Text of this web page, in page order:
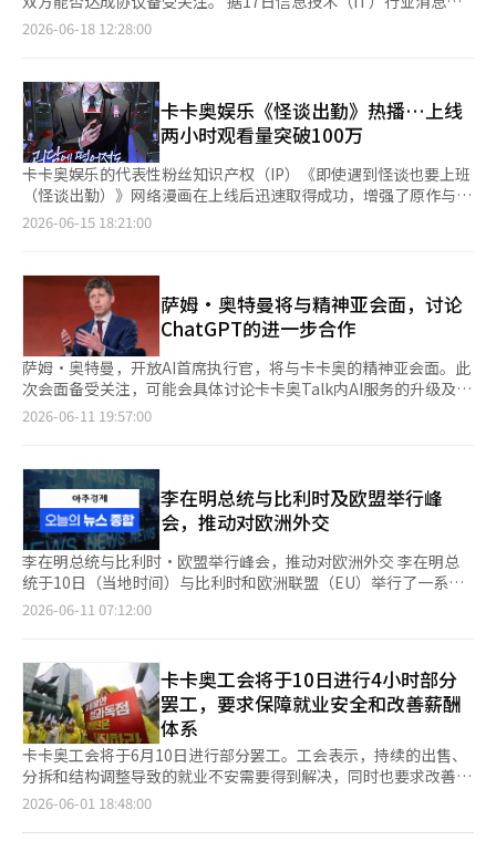
级的AI基础设施建设能力。” 与此同时，全球第一名是中国的“浪
潮”，以2198 PFLOPS的成绩位居榜首。美国的“El
争。
ESG评估A等级，连续五年获得韩国ESG标准院（KCGS）综合A等
级。在标准普尔全球企业可持续性评估中，连续三年跻身行业前
全球标准的披露和积极沟通，继续实现可持续增长。”※ 本报道
经人工智能（AI）系统翻译与编辑。
1000万亿次运算的单位。 根据去年11月全球超级计算机排
名“TOP500”的数据，这一数值对应全球第33位。然而，由于今
GPU，因此预计截至今年6月，其排名将进入全球40位左右。 卡卡
奥计划将获取的计算资源用于与OpenAI的合作项目、自主AI服
务“卡纳纳”、AI代理开发及内部业务创新等方面。 业界普遍认
为，此次成果不仅是简单的GPU获取，更是AI基础设施竞争的信
号。AI产业的竞争力正从模型开发转向大规模计算基础设施的获取
和运营能力。因此，卡卡奥率先启动后，NHN、三星电子、SK电
信、LG AI研究院等下一代超级计算机的建设竞争也将愈发激烈。
实际上，参与政府GPU获取、建设、运营支持项目的NHN云也已
界预计，NHN的新超级计算机截至今年6月将具备全球前30位的初
步性能。 特别是三星电子正在建设的下一代AI超级计算机，预计截
至今年6月将具备全球第15位的性能。如果实现，这将成为国内民
营企业拥有的超级计算机中的最高水平。三星电子、NHN等国内主
要AI企业的下一代超级计算机的具体性能预计将在6月第四周公
布。
卡卡奥与民主劳动总联盟全国化学纤维食品产业工会卡卡奥分会
总部在内的卡卡奥支付、卡卡奥娱乐、DK技术和XL游戏等五家法
人中获得了争议权并参与罢工。 卡卡奥在10日首次举行了创立以
来的工会罢工，并预告将在29日进行追加罢工。然而，随着总部法
人重新启动谈判，能否在29日的追加罢工前达成戏剧性协议引发关
注。 目前，卡卡奥工会要求解决因子公司出售、分拆和结构调整
等导致的就业不安，并建立共同谈判机制。此外，工会还要求支付
约占营业利润13%至14%的1000万韩元的业绩奖金，以及500万
韩元的限制性股票（RSU）单独支付。考虑到卡卡奥的内外部经营
相关人士表示：“罢工后，双方一直在持续对话，目前谈判也在认
真进行中。”※ 本报道经人工智能（AI）系统翻译与编辑。
2026-06-18 12:28:00
卡卡奥娱乐《怪谈出勤》热播…上线
两小时观看量突破100万
卡卡奥娱乐的代表性粉丝知识产权（IP）《即使遇到怪谈也要上班
（怪谈出勤）》网络漫画在上线后迅速取得成功，增强了原作与网
络漫画之间的协同效应。 卡卡奥娱乐于15日宣布，5日上线的《怪
高，评论数超过32000条。 网络漫画的成功也带动了原作网络小说
的表现。原作《怪谈出勤》在网络漫画上线后再次创下日交易额新
高，展现了内容之间的协同效应。 《怪谈出勤》是作家白德秀的
现代奇幻网络小说改编而成，讲述了一名在城市怪谈调查公司“白
日梦股份有限公司”工作的新人调查员的故事。网络漫画由《黑幕
失败》的创作者铲铲与胡萝卜工作室制作，成功呈现了原作的世界
观和紧张感。 卡卡奥娱乐对此次成功评价为其将粉丝IP扩展至网络
漫画的诺贝尔漫画战略的成果。 卡卡奥娱乐相关人士表
此我们专注于忠实呈现原作的沉浸感和粉丝的期待。强大的原作粉
丝基础与制作能力的结合取得了成功，未来我们还将基于诺贝尔漫
画的竞争力持续扩展粉丝型IP。”※ 本报道经人工智能（AI）系统
翻译与编辑。
2026-06-15 18:21:00
萨姆·奥特曼将与精神亚会面，讨论
ChatGPT的进一步合作
萨姆·奥特曼，开放AI首席执行官，将与卡卡奥的精神亚会面。此
次会面备受关注，可能会具体讨论卡卡奥Talk内AI服务的升级及双
方的新服务合作。 据信息技术（IT）行业消息，奥特曼首席执行
奥特曼首席执行官计划于15日访问卡卡奥潘桥基地，与精神亚会
面。此次会面旨在讨论卡卡奥与开放AI自去年建立战略合作关系以
来的进一步合作方案。 卡卡奥与开放AI将协商加强卡卡奥核心服务
KakaoTalk与ChatGPT之间的关联性。目前，卡卡奥正在与开放
AI合作推出基于KakaoTalk的AI服务“ChatGPT for Kakao”，该
服务的注册用户已超过1100万。 卡卡奥相关人士表示：“此次会
议是为了讨论双方的进一步合作方案。”※ 本报道经人工智能
（AI）系统翻译与编辑。
2026-06-11 19:57:00
李在明总统与比利时及欧盟举行峰
会，推动对欧洲外交
李在明总统与比利时·欧盟举行峰会，推动对欧洲外交 李在明总
统于10日（当地时间）与比利时和欧洲联盟（EU）举行了一系列
峰会。李总统此次欧洲之行是借助七国集团（G7）首脑会议的机
总统与比利时领导人的首次会晤，预计将讨论两国间贸易促进及中
小企业合作的扩大。 同日下午，李总统还将与欧盟常任主席安东
尼奥·科斯塔及欧盟委员会主席乌尔苏拉·冯德莱恩举行会谈。
会议将讨论与全球最大贸易集团EU的经济交流加强、在毒品、恐
怖主义及跨国犯罪等安全领域的合作扩大。此外，朝鲜半岛及中东
地区的局势、能源及矿产供应链的合作方案也将成为议程的一部
分。 投票纸不足调查委员会首次会议，确认没有应对手册 为调查
6·3地方选举投票纸不足事件而成立的中央选举管理委员会调查委
员会于10日召开首次会议，确认“在投票纸不足时，选举委员会没
2026-06-11 07:12:00
卡卡奥工会将于10日进行4小时部分
罢工，要求保障就业安全和改善薪酬
体系
卡卡奥工会将于6月10日进行部分罢工。工会表示，持续的出售、
分拆和结构调整导致的就业不安需要得到解决，同时也要求改善以
管理层为中心的薪酬体系。 民主劳动总联盟化学食品工会卡卡奥
失败而导致的出售、分拆和结构调整，确保就业安全。”同时强
2026-06-01 18:48:00
页